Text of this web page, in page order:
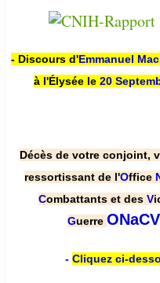
- Discours d'Emmanuel
à l'Élysée le 20
Décès de votre conjoint,
ressortissant de l'Office
Combattants et des V
Guerre
- Cliquez ci-